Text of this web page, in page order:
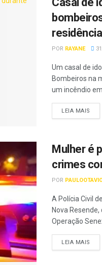
POR RAYANE
Um casal de
Bombeiros na
um incêndio em
LEIA MAIS
Mulher é
crimes
POR
A Polícia Civil
Nova
Operação
LEIA MAIS